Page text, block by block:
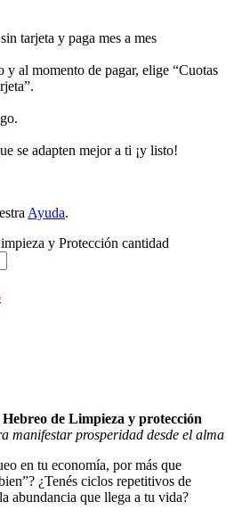
tarjeta y paga mes a mes
al momento de pagar, elige “Cuotas
se adapten mejor a ti ¡y listo!
Ayuda.
y Protección cantidad
de Limpieza y protección
manifestar prosperidad desde el alma
en tu economía, por más que
¿Tenés ciclos repetitivos de
abundancia que llega a tu vida?